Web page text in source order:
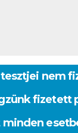
nem
fizetett